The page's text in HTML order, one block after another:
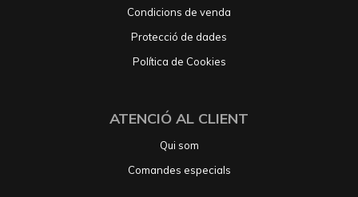
Condicions de venda
Protecció de dades
Política de Cookies
ATENCIÓ AL CLIENT
Qui som
Comandes especials